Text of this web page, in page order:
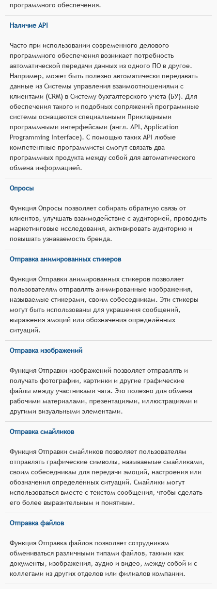
программного обеспечения.
Наличие API
Часто при использовании современного делового
программного обеспечения возникает потребность
автоматической передачи данных из одного ПО в другое.
Например, может быть полезно автоматически передавать
данные из Системы управления взаимоотношениями с
клиентами (CRM) в Систему бухгалтерского учёта (БУ). Для
обеспечения такого и подобных сопряжений программные
системы оснащаются специальными Прикладными
программными интерфейсами (англ. API, Application
Programming Interface). С помощью таких API любые
компетентные программисты смогут связать два
программных продукта между собой для автоматического
обмена информацией.
Опросы
Функция Опросы позволяет собирать обратную связь от
клиентов, улучшать взаимодействие с аудиторией, проводить
маркетинговые исследования, активировать аудиторию и
повышать узнаваемость бренда.
Отправка анимированных стикеров
Функция Отправки анимированных стикеров позволяет
пользователям отправлять анимированные изображения,
называемые стикерами, своим собеседникам. Эти стикеры
могут быть использованы для украшения сообщений,
выражения эмоций или обозначения определённых
ситуаций.
Отправка изображений
Функция Отправки изображений позволяет отправлять и
получать фотографии, картинки и другие графические
файлы между участниками чата. Это полезно для обмена
рабочими материалами, презентациями, иллюстрациями и
другими визуальными элементами.
Отправка смайликов
Функция Отправки смайликов позволяет пользователям
отправлять графические символы, называемые смайликами,
своим собеседникам для передачи эмоций, настроения или
обозначения определённых ситуаций. Смайлики могут
использоваться вместе с текстом сообщения, чтобы сделать
его более выразительным и понятным.
Отправка файлов
Функция Отправка файлов позволяет сотрудникам
обмениваться различными типами файлов, такими как
документы, изображения, аудио и видео, между собой и с
коллегами из других отделов или филиалов компании.